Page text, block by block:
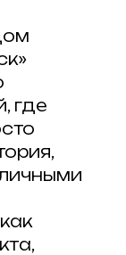
где